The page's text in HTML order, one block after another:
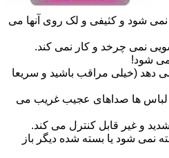
شود و کثیفی و لک روی آنها می
نمی چرخد و کار نمی کند.
شود!
دهد (خیلی مراقب باشید و سریعا
ها صداهای عجیب غریب می
و غیر قابل کنترل می کند.
نمی شود یا بسته شده دیگر باز